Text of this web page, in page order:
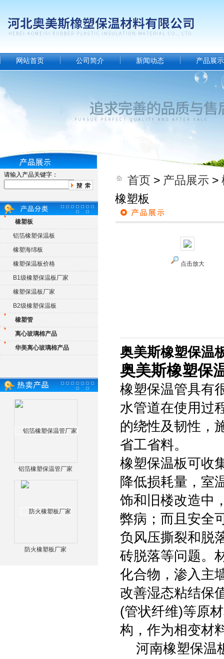
网站首页 公司简介 新闻动态 产品展示
请输入产品关键字：
橡塑板
铝箔橡塑保温板
橡塑海绵板
橡塑保温板价格
B1级橡塑保温板厂家
橡塑保温板厂家
B2级橡塑保温板
橡塑管
离心玻璃棉产品
华美离心玻璃棉产品
铝箔橡塑保温管厂家
防火橡塑板厂家
首页 > 产品展示 >
橡塑板
点击放大
奥美斯橡塑保温
奥美斯橡塑保
橡塑保温管具有
水管道在使用过
的绕性及韧性，
省工省料。
橡塑保温板可收
降低损耗量，室
饰和旧楼改造中
弊病；而且安全
负风压撕裂和脱
砖脱落等问题。
化合物，渗入主
改善湿态粘结保
(管状纤维)等原
构，作为相变材
河南橡塑保温